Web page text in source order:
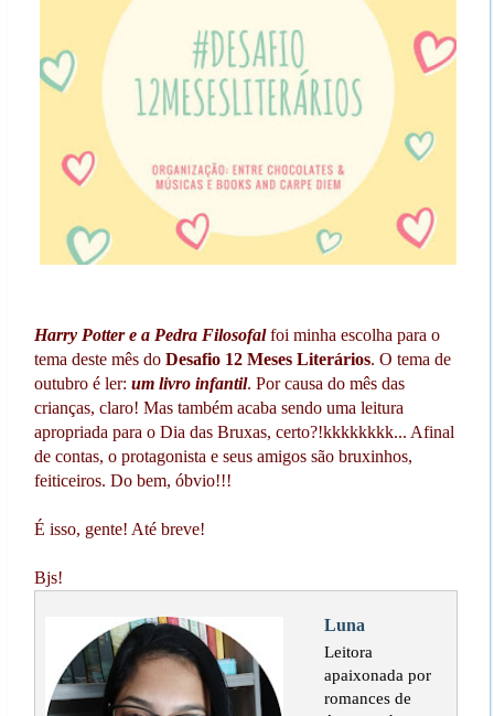
Harry Potter e a Pedra Filosofalfoi minha escolha para o
tema deste mês do Desafio 12 Meses Literários. O tema de
outubro é ler: um livro infantil. Por causa do mês das
crianças, claro! Mas também acaba sendo uma leitura
apropriada para o Dia das Bruxas, certo?!kkkkkkkk... Afinal
de contas, o protagonista e seus amigos são bruxinhos,
feiticeiros. Do bem, óbvio!!!
É isso, gente! Até breve!
Bjs!
Luna
Leitora
apaixonada por
romances de